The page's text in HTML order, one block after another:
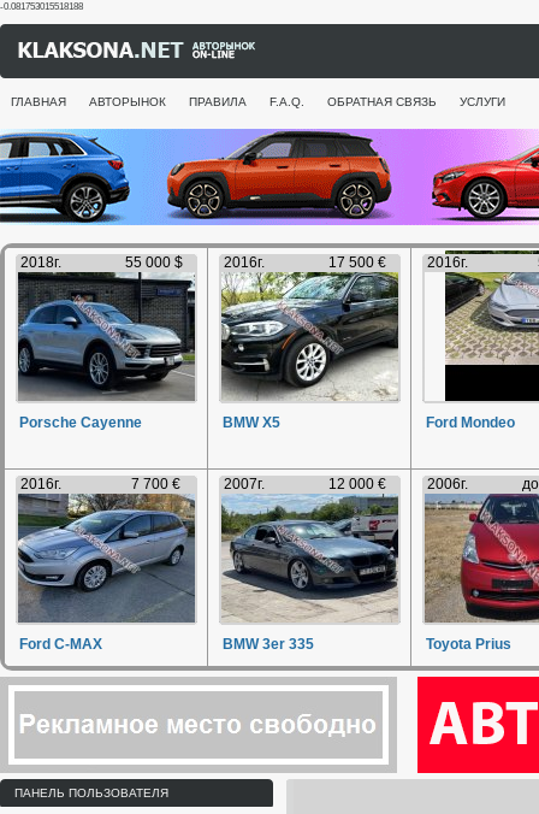
-0.081753015518188
ГЛАВНАЯ АВТОРЫНОК ПРАВИЛА F.A.Q. ОБРАТНАЯ СВЯЗЬ УСЛУГИ
2018г. 55 000 $
Porsche Cayenne
2016г. 17 500 €
BMW X5
2016г.
Ford Mondeo
2016г. 7 700 €
Ford C-MAX
2007г. 12 000 €
BMW 3er 335
2006г.
Toyota Prius
ПАНЕЛЬ ПОЛЬЗОВАТЕЛЯ